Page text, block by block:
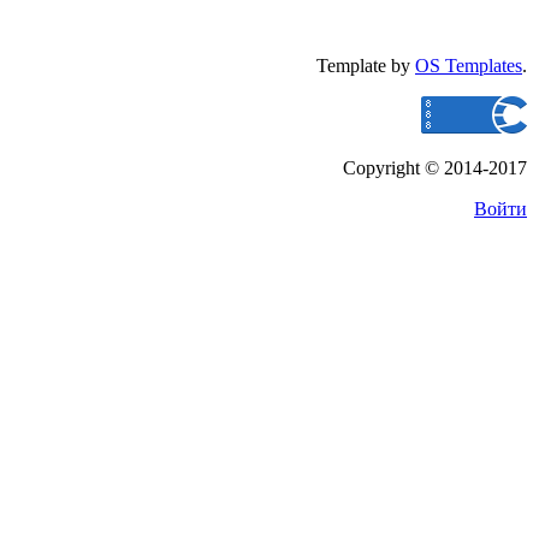
Template by OS Templates.
Copyright © 2014-2017
Войти